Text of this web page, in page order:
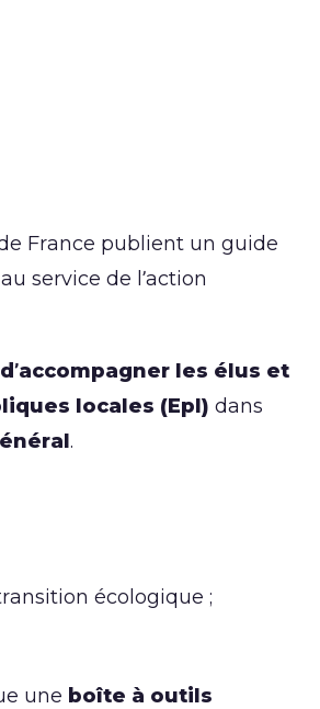
France publient un guide
service de l’action
d’accompagner les élus et
locales (Epl) dans
.
écologique ;
une boîte à outils